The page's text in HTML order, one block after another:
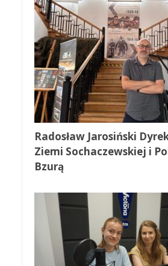
Radosław Jarosiński
Ziemi Sochaczewskiej i
Bzurą